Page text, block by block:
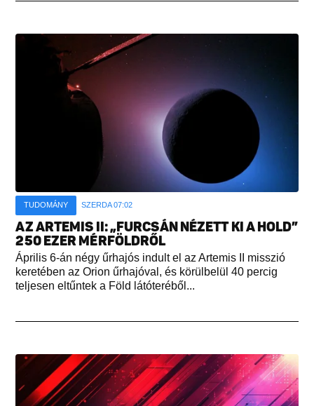
TUDOMÁNY SZERDA 07:02
AZ ARTEMIS II: „FURCSÁN NÉZETT KI A HOLD”
250 EZER MÉRFÖLDRŐL
Április 6-án négy űrhajós indult el az Artemis II misszió
keretében az Orion űrhajóval, és körülbelül 40 percig
teljesen eltűntek a Föld látóteréből...